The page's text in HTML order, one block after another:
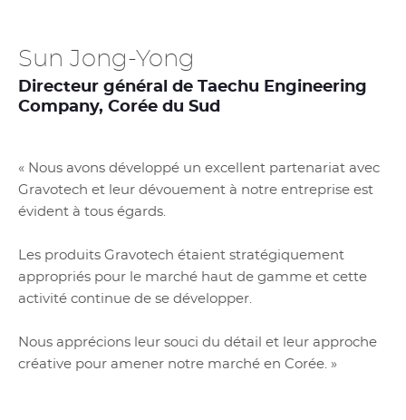
Sun Jong-Yong
Directeur général de Taechu Engineering
Company, Corée du Sud
« Nous avons développé un excellent partenariat avec
Gravotech et leur dévouement à notre entreprise est
évident à tous égards.
Les produits Gravotech étaient stratégiquement
appropriés pour le marché haut de gamme et cette
activité continue de se développer.
Nous apprécions leur souci du détail et leur approche
créative pour amener notre marché en Corée. »